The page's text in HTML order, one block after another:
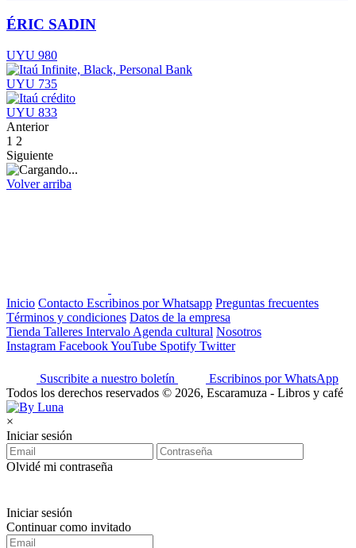
ÉRIC SADIN
UYU 980
UYU 735
UYU 833
Anterior
1 2
Siguiente
Volver arriba
Inicio Contacto Escribinos por Whatsapp Preguntas frecuentes
Términos y condiciones Datos de la empresa
Tienda Talleres Intervalo Agenda cultural Nosotros
Instagram FacebookYouTube Spotify Twitter
Suscribite a nuestro boletín
Escribinos por WhatsApp
Todos los derechos reservados © 2026, Escaramuza - Libros y café
×
Iniciar sesión
Olvidé mi contraseña
Iniciar sesión
Continuar como invitado